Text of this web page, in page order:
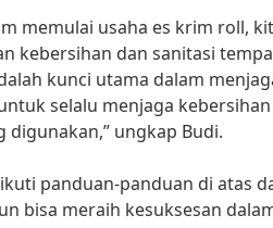
memulai usaha es krim roll,
kebersihan dan sanitasi
kunci utama dalam
selalu menjaga
digunakan,” ungkap Budi.
panduan-panduan di atas
bisa meraih kesuksesan